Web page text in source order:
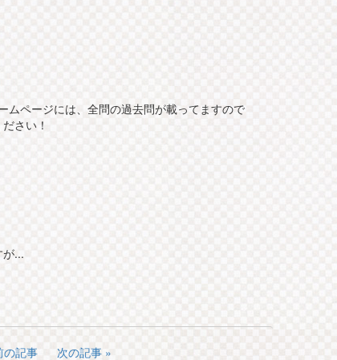
ムページには、全問の過去問が載ってますので
さい！
...
の記事 次の記事